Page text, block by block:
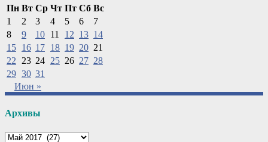
Пн Вт Ср Чт Пт Сб Вс
1
2 3 4 5 6
7
8
9 10 11 12 13 14
15 16 17 18 19 20 21
22
23 24 25 26 27 28
29 30 31
Июн »
Архивы
Архивы